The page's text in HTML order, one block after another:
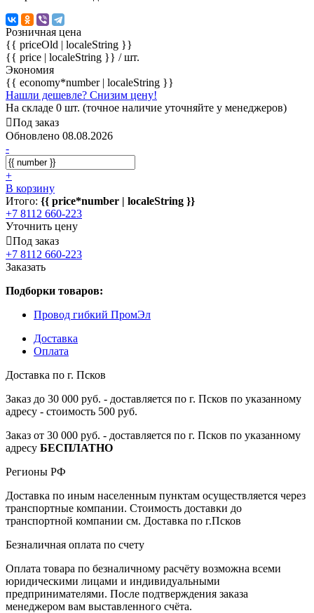
Розничная цена
{{ priceOld | localeString }}
{{ price | localeString }} / шт.
Экономия
{{ economy*number | localeString }}
Нашли дешевле? Снизим цену!
На складе 0 шт. (точное наличие уточняйте у менеджеров)
Под заказ
Обновлено 08.08.2026
-
+
В корзину
Итого: {{ price*number | localeString }}
+7 8112 660-223
Уточнить цену
Под заказ
+7 8112 660-223
Заказать
Подборки товаров:
Провод гибкий ПромЭл
Доставка
Оплата
Доставка по г. Псков
Заказ до 30 000 руб. - доставляется по г. Псков по указанному
адресу - стоимость 500 руб.
Заказ от 30 000 руб. - доставляется по г. Псков по указанному
адресу БЕСПЛАТНО
Регионы РФ
Доставка по иным населенным пунктам осуществляется через
транспортные компании. Стоимость доставки до
транспортной компании см. Доставка по г.Псков
Безналичная оплата по счету
Оплата товара по безналичному расчёту возможна всеми
юридическими лицами и индивидуальными
предпринимателями. После подтверждения заказа
менеджером вам выставленного счёта.